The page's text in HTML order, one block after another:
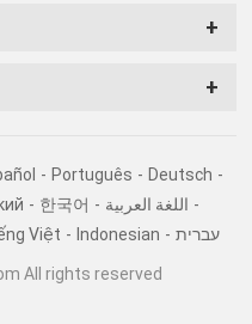
- Português - Deutsch -
- 한국어 - اللغة العربية -
Việt - Indonesian - עברית
All rights reserved